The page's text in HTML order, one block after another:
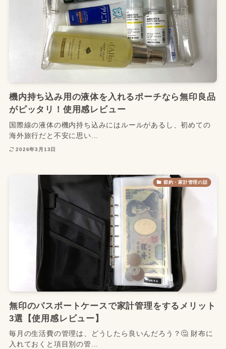
機内持ち込み用の液体を入れるポーチなら無印良品
がピッタリ！使用感レビュー
国際線の液体の機内持ち込みにはルールがあるし、初めての
海外旅行だと不安に思い...
2026年3月13日
節約・家計管理の話
無印のパスポートケースで家計管理をするメリット
3選【使用感レビュー】
毎月の生活費の管理は、どうしたら良いんだろう？🤔 財布に
入れておくと項目別の管...